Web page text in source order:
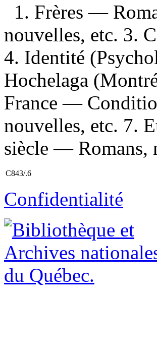
1. Frères —
nouvelles, etc. 3.
4. Identité
Hochelaga
France —
nouvelles, etc. 7.
siècle — Romans,
C843/.6
Confidentialité